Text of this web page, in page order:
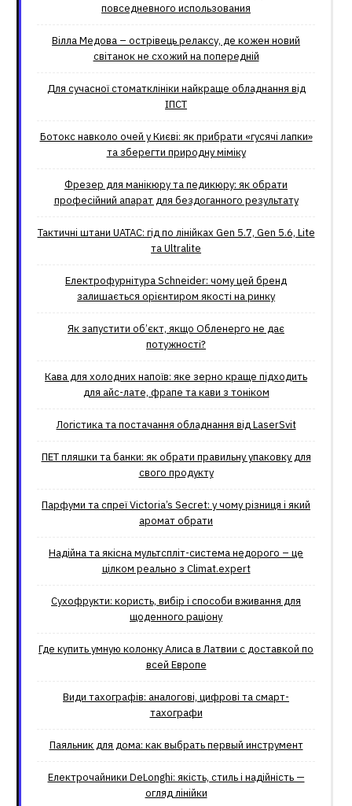
повседневного использования
Вілла Медова – острівець релаксу, де кожен новий
світанок не схожий на попередній
Для сучасної стоматклініки найкраще обладнання від
ІПСТ
Ботокс навколо очей у Києві: як прибрати «гусячі лапки»
та зберегти природну міміку
Фрезер для манікюру та педикюру: як обрати
професійний апарат для бездоганного результату
Тактичні штани UATAC: гід по лінійках Gen 5.7, Gen 5.6, Lite
та Ultralite
Електрофурнітура Schneider: чому цей бренд
залишається орієнтиром якості на ринку
Як запустити об’єкт, якщо Обленерго не дає
потужності?
Кава для холодних напоїв: яке зерно краще підходить
для айс-лате, фрапе та кави з тоніком
Логістика та постачання обладнання від LaserSvit
ПЕТ пляшки та банки: як обрати правильну упаковку для
свого продукту
Парфуми та спреї Victoria’s Secret: у чому різниця і який
аромат обрати
Надійна та якісна мультспліт-система недорого – це
цілком реально з Climat.еxpert
Сухофрукти: користь, вибір і способи вживання для
щоденного раціону
Где купить умную колонку Алиса в Латвии с доставкой по
всей Европе
Види тахографів: аналогові, цифрові та смарт-
тахографи
Паяльник для дома: как выбрать первый инструмент
Електрочайники DeLonghi: якість, стиль і надійність —
огляд лінійки